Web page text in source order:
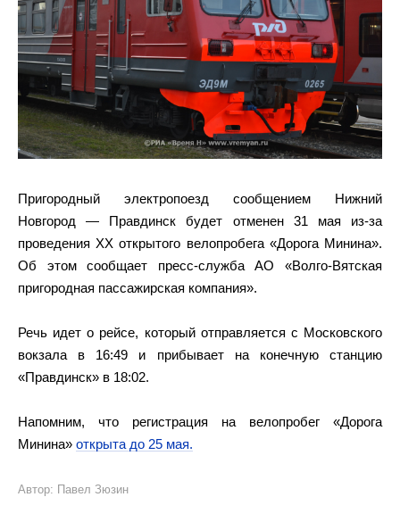
Пригородный электропоезд сообщением Нижний
Новгород — Правдинск будет отменен 31 мая из-за
проведения XX открытого велопробега «Дорога Минина».
Об этом сообщает пресс-служба АО «Волго-Вятская
пригородная пассажирская компания».
Речь идет о рейсе, который отправляется с Московского
вокзала в 16:49 и прибывает на конечную станцию
«Правдинск» в 18:02.
Напомним, что регистрация на велопробег «Дорога
Минина» открыта до 25 мая.
Автор: Павел Зюзин